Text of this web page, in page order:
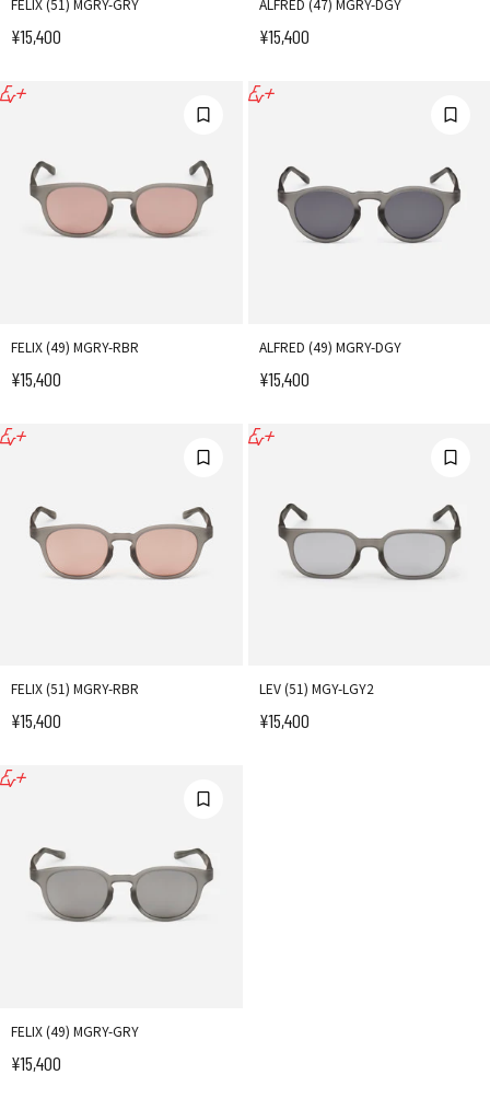
FELIX (51) MGRY-GRY
セール価格
¥15,400
ALFRED (47) MGRY-DGY
セール価格
¥15,400
FELIX (49) MGRY-RBR
セール価格
¥15,400
ALFRED (49) MGRY-DGY
セール価格
¥15,400
FELIX (51) MGRY-RBR
セール価格
¥15,400
LEV (51) MGY-LGY2
セール価格
¥15,400
FELIX (49) MGRY-GRY
セール価格
¥15,400